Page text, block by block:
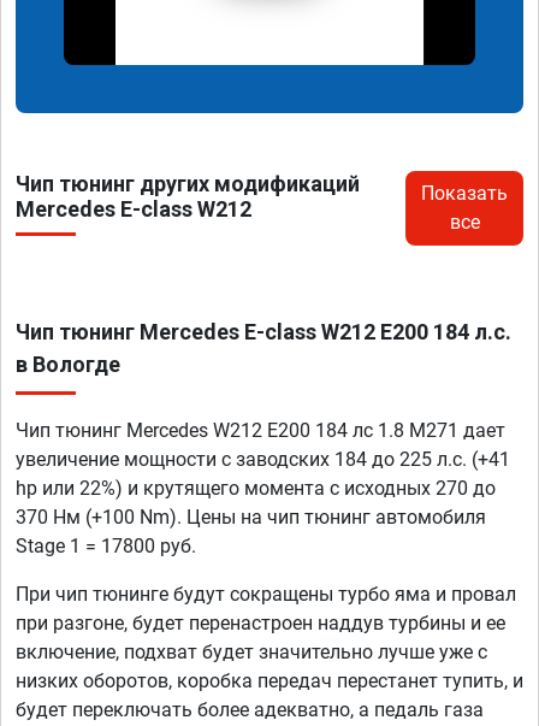
Чип тюнинг других модификаций
Mercedes E-class W212
Показать
все
Чип тюнинг Mercedes E-class W212 E200 184 л.с.
в Вологде
Чип тюнинг Mercedes W212 E200 184 лс 1.8 M271 дает
увеличение мощности с заводских 184 до 225 л.с. (+41
hp или 22%) и крутящего момента с исходных 270 до
370 Нм (+100 Nm). Цены на чип тюнинг автомобиля
Stage 1 = 17800 руб.
При чип тюнинге будут сокращены турбо яма и провал
при разгоне, будет перенастроен наддув турбины и ее
включение, подхват будет значительно лучше уже с
низких оборотов, коробка передач перестанет тупить, и
будет переключать более адекватно, а педаль газа